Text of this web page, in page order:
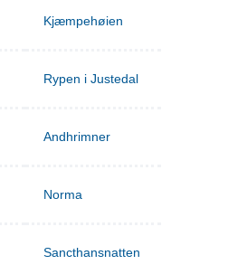
Kjæmpehøien
Rypen i Justedal
Andhrimner
Norma
Sancthansnatten